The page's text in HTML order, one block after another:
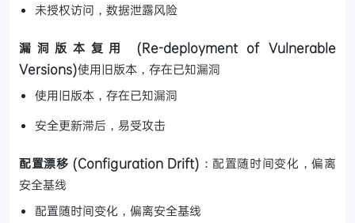
未授权访问，数据泄露风险
漏洞版本复用 (Re-deployment of Vulnerable
Versions)使用旧版本，存在已知漏洞
使用旧版本，存在已知漏洞
安全更新滞后，易受攻击
配置漂移 (Configuration Drift) ：配置随时间变化，偏离
安全基线
配置随时间变化，偏离安全基线